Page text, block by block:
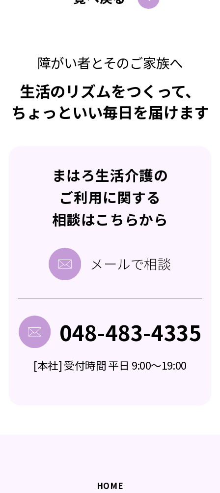
障がい者とそのご家族へ
生活のリズムをつくって、
ちょっといい毎日を届けます
まはろ生活介護の
ご利用に関する
相談はこちらから
メールで相談
048-483-4335
[本社] 受付時間 平日 9:00～19:00
HOME